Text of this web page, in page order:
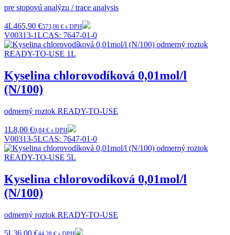
pre stopovú analýzu / trace analysis
4L465,90 €573,06 € s DPH
V00313-1LCAS: 7647-01-0
Kyselina chlorovodíková 0,01mol/l
(N/100)
odmerný roztok READY-TO-USE
1L8,00 €9,84 € s DPH
V00313-5LCAS: 7647-01-0
Kyselina chlorovodíková 0,01mol/l
(N/100)
odmerný roztok READY-TO-USE
5L36,00 €